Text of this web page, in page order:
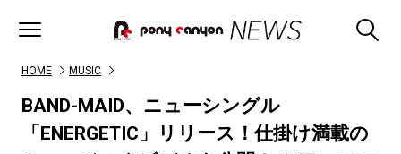
HOME MUSIC
BAND-MAID、ニューシングル
「ENERGETIC」リリース！仕掛け満載の